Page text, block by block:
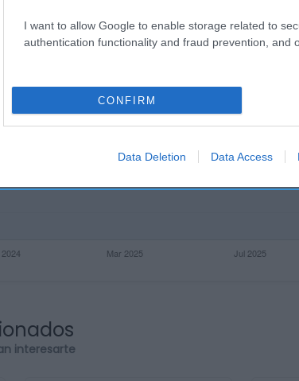
I want to allow Google to enable storage related to
authentication functionality and fraud prevention, and
CONFIRM
Data Deletion Data Access
interesarte